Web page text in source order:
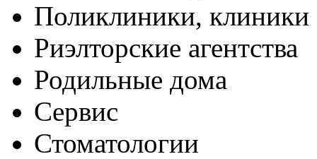
Поликлиники, клиники
Риэлторские агентства
Родильные дома
Сервис
Стоматологии